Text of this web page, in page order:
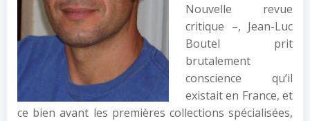
Nouvelle revue
critique –, Jean-Luc
Boutel prit
brutalement
conscience qu’il
existait en France, et
ce bien avant les premières collections spécialisées,